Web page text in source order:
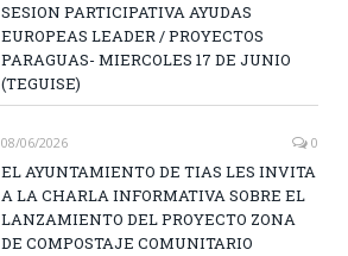
SESION PARTICIPATIVA AYUDAS
EUROPEAS LEADER / PROYECTOS
PARAGUAS- MIERCOLES 17 DE JUNIO
(TEGUISE)
08/06/2026 0
EL AYUNTAMIENTO DE TIAS LES INVITA
A LA CHARLA INFORMATIVA SOBRE EL
LANZAMIENTO DEL PROYECTO ZONA
DE COMPOSTAJE COMUNITARIO